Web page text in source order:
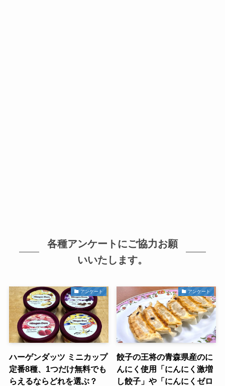
各種アンケートにご協力お願
いいたします。
アンケート
ハーゲンダッツ ミニカップ
定番8種、1つだけ無料でも
らえるならどれを選ぶ？
アンケート
餃子の王将の青森県産のに
んにく使用「にんにく激増
し餃子」や「にんにくゼロ